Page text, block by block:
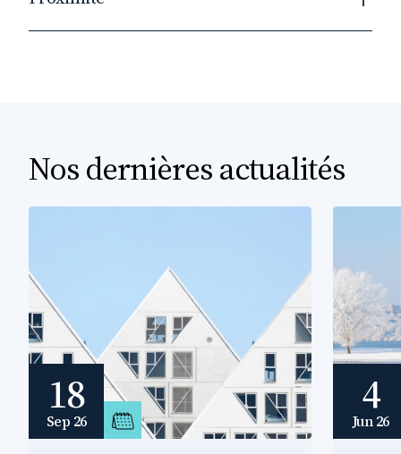
sécurisant, sur le plan juridique, les
paramètres et le contexte à prendre en
clarté et la confiance.
Nos dernières actualités
18
Sep 26 4
Jun 26